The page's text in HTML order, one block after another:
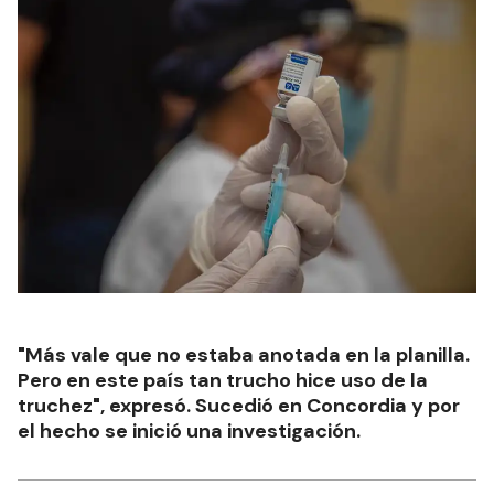
"Más vale que no estaba anotada en la planilla.
Pero en este país tan trucho hice uso de la
truchez", expresó. Sucedió en Concordia y por
el hecho se inició una investigación.